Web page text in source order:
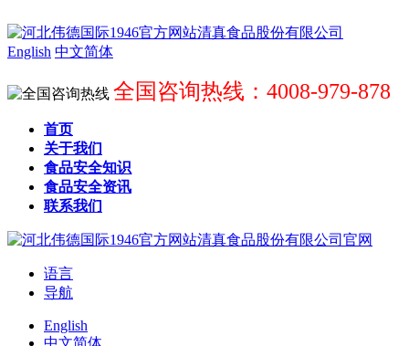
English 中文简体
全国咨询热线：4008-979-878
首页
关于我们
食品安全知识
食品安全资讯
联系我们
语言
导航
English
中文简体